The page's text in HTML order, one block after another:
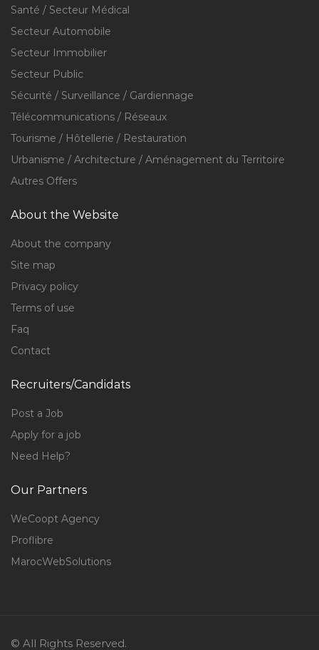
Santé / Secteur Médical
Secteur Automobile
Secteur Immobilier
Secteur Public
Sécurité / Surveillance / Gardiennage
Télécommunications / Réseaux
Tourisme / Hôtellerie / Restauration
Urbanisme / Architecture / Aménagement du Territoire
Autres Offers
About the Website
About the company
Site map
Privacy policy
Terms of use
Faq
Contact
Recruiters/Candidats
Post a Job
Apply for a job
Need Help?
Our Partners
WeCoopt Agency
Proflibre
MarocWebSolutions
© All Rights Reserved.